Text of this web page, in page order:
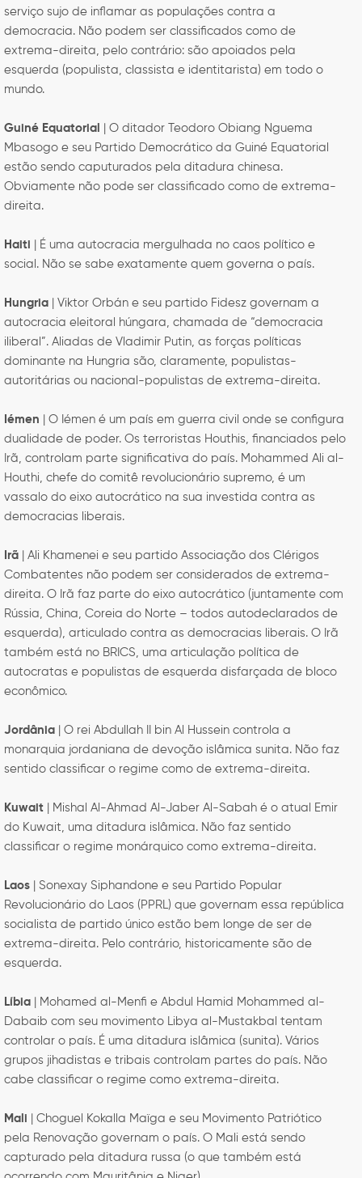
serviço sujo de inflamar as populações contra a
democracia. Não podem ser classificados como de
extrema-direita, pelo contrário: são apoiados pela
esquerda (populista, classista e identitarista) em todo o
mundo.
Guiné Equatorial
| O ditador Teodoro Obiang Nguema
Mbasogo e seu Partido Democrático da Guiné Equatorial
estão sendo caputurados pela ditadura chinesa.
Obviamente não pode ser classificado como de extrema-
direita.
Haiti
| É uma autocracia mergulhada no caos político e
social. Não se sabe exatamente quem governa o país.
Hungria | Viktor Orbán e seu partido Fidesz governam a
autocracia eleitoral húngara, chamada de “democracia
iliberal”. Aliadas de Vladimir Putin, as forças políticas
dominante na Hungria são, claramente, populistas-
autoritárias ou nacional-populistas de extrema-direita.
Iémen | O Iémen é um país em guerra civil onde se configura
dualidade de poder. Os terroristas Houthis, financiados pelo
Irã, controlam parte significativa do país. Mohammed Ali al-
Houthi, chefe do comitê revolucionário supremo, é um
vassalo do eixo autocrático na sua investida contra as
democracias liberais.
Irã
| Ali Khamenei e seu partido Associação dos Clérigos
Combatentes não podem ser considerados de extrema-
direita. O Irã faz parte do eixo autocrático (juntamente com
Rússia, China, Coreia do Norte – todos autodeclarados de
esquerda), articulado contra as democracias liberais. O Irã
também está no BRICS, uma articulação política de
autocratas e populistas de esquerda disfarçada de bloco
econômico.
Jordânia | O rei Abdullah II bin Al Hussein controla a
monarquia jordaniana de devoção islâmica sunita. Não faz
sentido classificar o regime como de extrema-direita.
Kuwait
| Mishal Al-Ahmad Al-Jaber Al-Sabah é o atual Emir
do Kuwait, uma ditadura islâmica. Não faz sentido
classificar o regime monárquico como extrema-direita.
Laos
| Sonexay Siphandone e seu Partido Popular
Revolucionário do Laos (PPRL) que governam essa república
socialista de partido único estão bem longe de ser de
extrema-direita. Pelo contrário, historicamente são de
esquerda.
Líbia
| Mohamed al-Menfi e Abdul Hamid Mohammed al-
Dabaib com seu movimento Libya al-Mustakbal tentam
controlar o país. É uma ditadura islâmica (sunita). Vários
grupos jihadistas e tribais controlam partes do país. Não
cabe classificar o regime como extrema-direita.
Mali
| Choguel Kokalla Maïga e seu Movimento Patriótico
pela Renovação governam o país. O Mali está sendo
capturado pela ditadura russa (o que também está